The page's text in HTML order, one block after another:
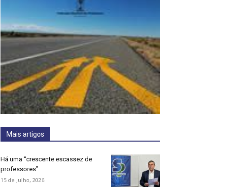
Mais artigos
Há uma “crescente escassez de
professores”
15 de Julho, 2026